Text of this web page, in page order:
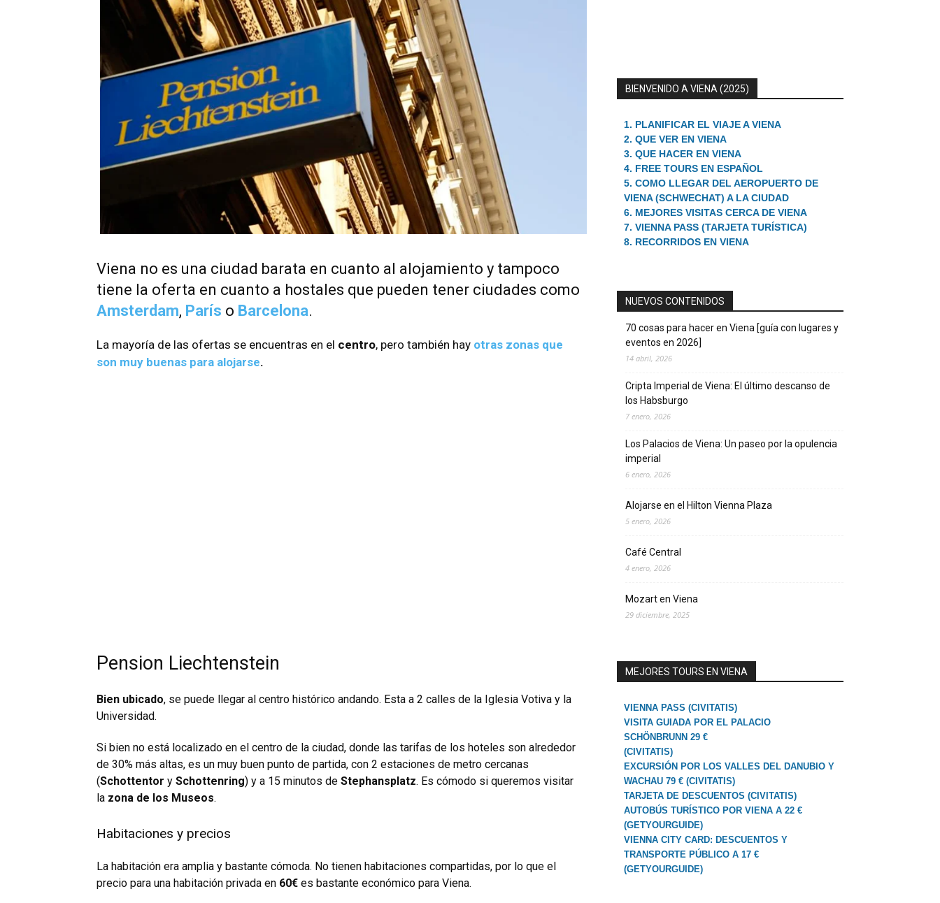
Viena no es una ciudad barata en cuanto al alojamiento y tampoco
tiene la oferta en cuanto a hostales que pueden tener ciudades como
Amsterdam, París o Barcelona.
La mayoría de las ofertas se encuentras en el centro, pero también hay otras zonas que
son muy buenas para alojarse.
Pension Liechtenstein
Bien ubicado, se puede llegar al centro histórico andando. Esta a 2 calles de la Iglesia Votiva y la
Universidad.
Si bien no está localizado en el centro de la ciudad, donde las tarifas de los hoteles son alrededor
de 30% más altas, es un muy buen punto de partida, con 2 estaciones de metro cercanas
(Schottentor y Schottenring) y a 15 minutos de Stephansplatz. Es cómodo si queremos visitar
la zona de los Museos.
Habitaciones y precios
La habitación era amplia y bastante cómoda. No tienen habitaciones compartidas, por lo que el
precio para una habitación privada en 60€ es bastante económico para Viena.
BIENVENIDO A VIENA (2025)
1. PLANIFICAR EL VIAJE A VIENA
2. QUE VER EN VIENA
3. QUE HACER EN VIENA
4. FREE TOURS EN ESPAÑOL
5. COMO LLEGAR DEL AEROPUERTO DE
VIENA (SCHWECHAT) A LA CIUDAD
6. MEJORES VISITAS CERCA DE VIENA
7. VIENNA PASS (TARJETA TURÍSTICA)
8. RECORRIDOS EN VIENA
NUEVOS CONTENIDOS
70 cosas para hacer en Viena [guía con lugares y
eventos en 2026]
14 abril, 2026
Cripta Imperial de Viena: El último descanso de
los Habsburgo
7 enero, 2026
Los Palacios de Viena: Un paseo por la opulencia
imperial
6 enero, 2026
Alojarse en el Hilton Vienna Plaza
5 enero, 2026
Café Central
4 enero, 2026
Mozart en Viena
29 diciembre, 2025
MEJORES TOURS EN VIENA
VIENNA PASS (CIVITATIS)
VISITA GUIADA POR EL PALACIO
SCHÖNBRUNN 29 €
(CIVITATIS)
EXCURSIÓN POR LOS VALLES DEL DANUBIO Y
WACHAU 79 € (CIVITATIS)
TARJETA DE DESCUENTOS (CIVITATIS)
AUTOBÚS TURÍSTICO POR VIENA A 22 €
(GETYOURGUIDE)
VIENNA CITY CARD: DESCUENTOS Y
TRANSPORTE PÚBLICO A 17 €
(GETYOURGUIDE)